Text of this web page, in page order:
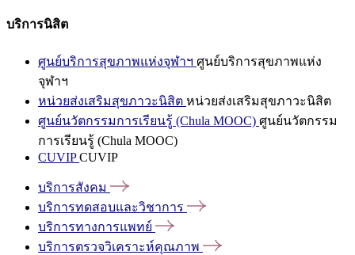
บริการนิสิต
ศูนย์บริการสุขภาพแห่งจุฬาฯ ศูนย์บริการสุขภาพแห่ง
จุฬาฯ
หน่วยส่งเสริมสุขภาวะนิสิต หน่วยส่งเสริมสุขภาวะนิสิต
ศูนย์นวัตกรรมการเรียนรู้ (Chula MOOC) ศูนย์นวัตกรรม
การเรียนรู้ (Chula MOOC)
CUVIPCUVIP
บริการสังคม
บริการทดสอบและวิชาการ
บริการทางการแพทย์
บริการตรวจวิเคราะห์คุณภาพ